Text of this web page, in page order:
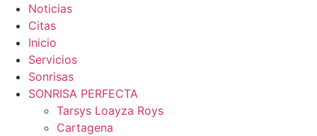
Noticias
Citas
Inicio
Servicios
Sonrisas
SONRISA PERFECTA
Tarsys Loayza Roys
Cartagena